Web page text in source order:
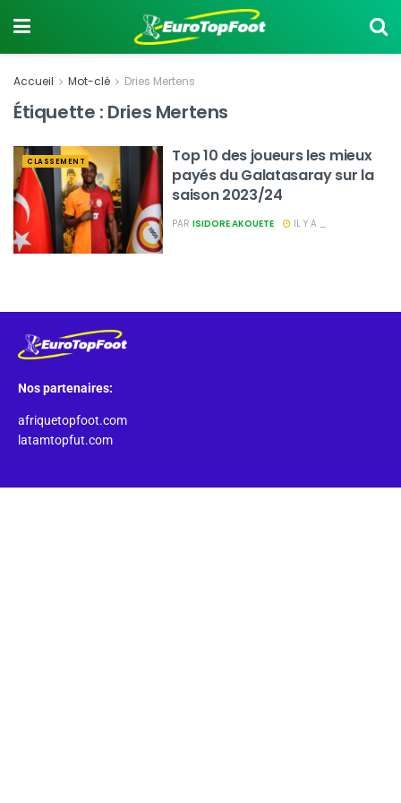
Accueil Mot-clé Dries Mertens
Étiquette : Dries Mertens
CLASSEMENT
Top 10 des joueurs les mieux
payés du Galatasaray sur la
saison 2023/24
PAR ISIDORE AKOUETE IL Y A _
Nos partenaires:
afriquetopfoot.com
latamtopfut.com